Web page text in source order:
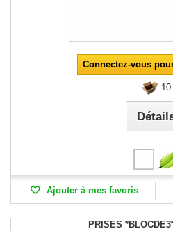
Connectez-vous
10
Ajouter à mes favoris
PRISES